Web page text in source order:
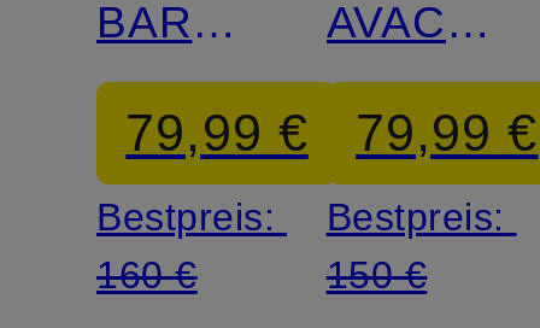
BARRICADE
14
79,99 €
Bestpreis:
160 €
3 CLAY,
79,99 €
Bestpreis:
150 €